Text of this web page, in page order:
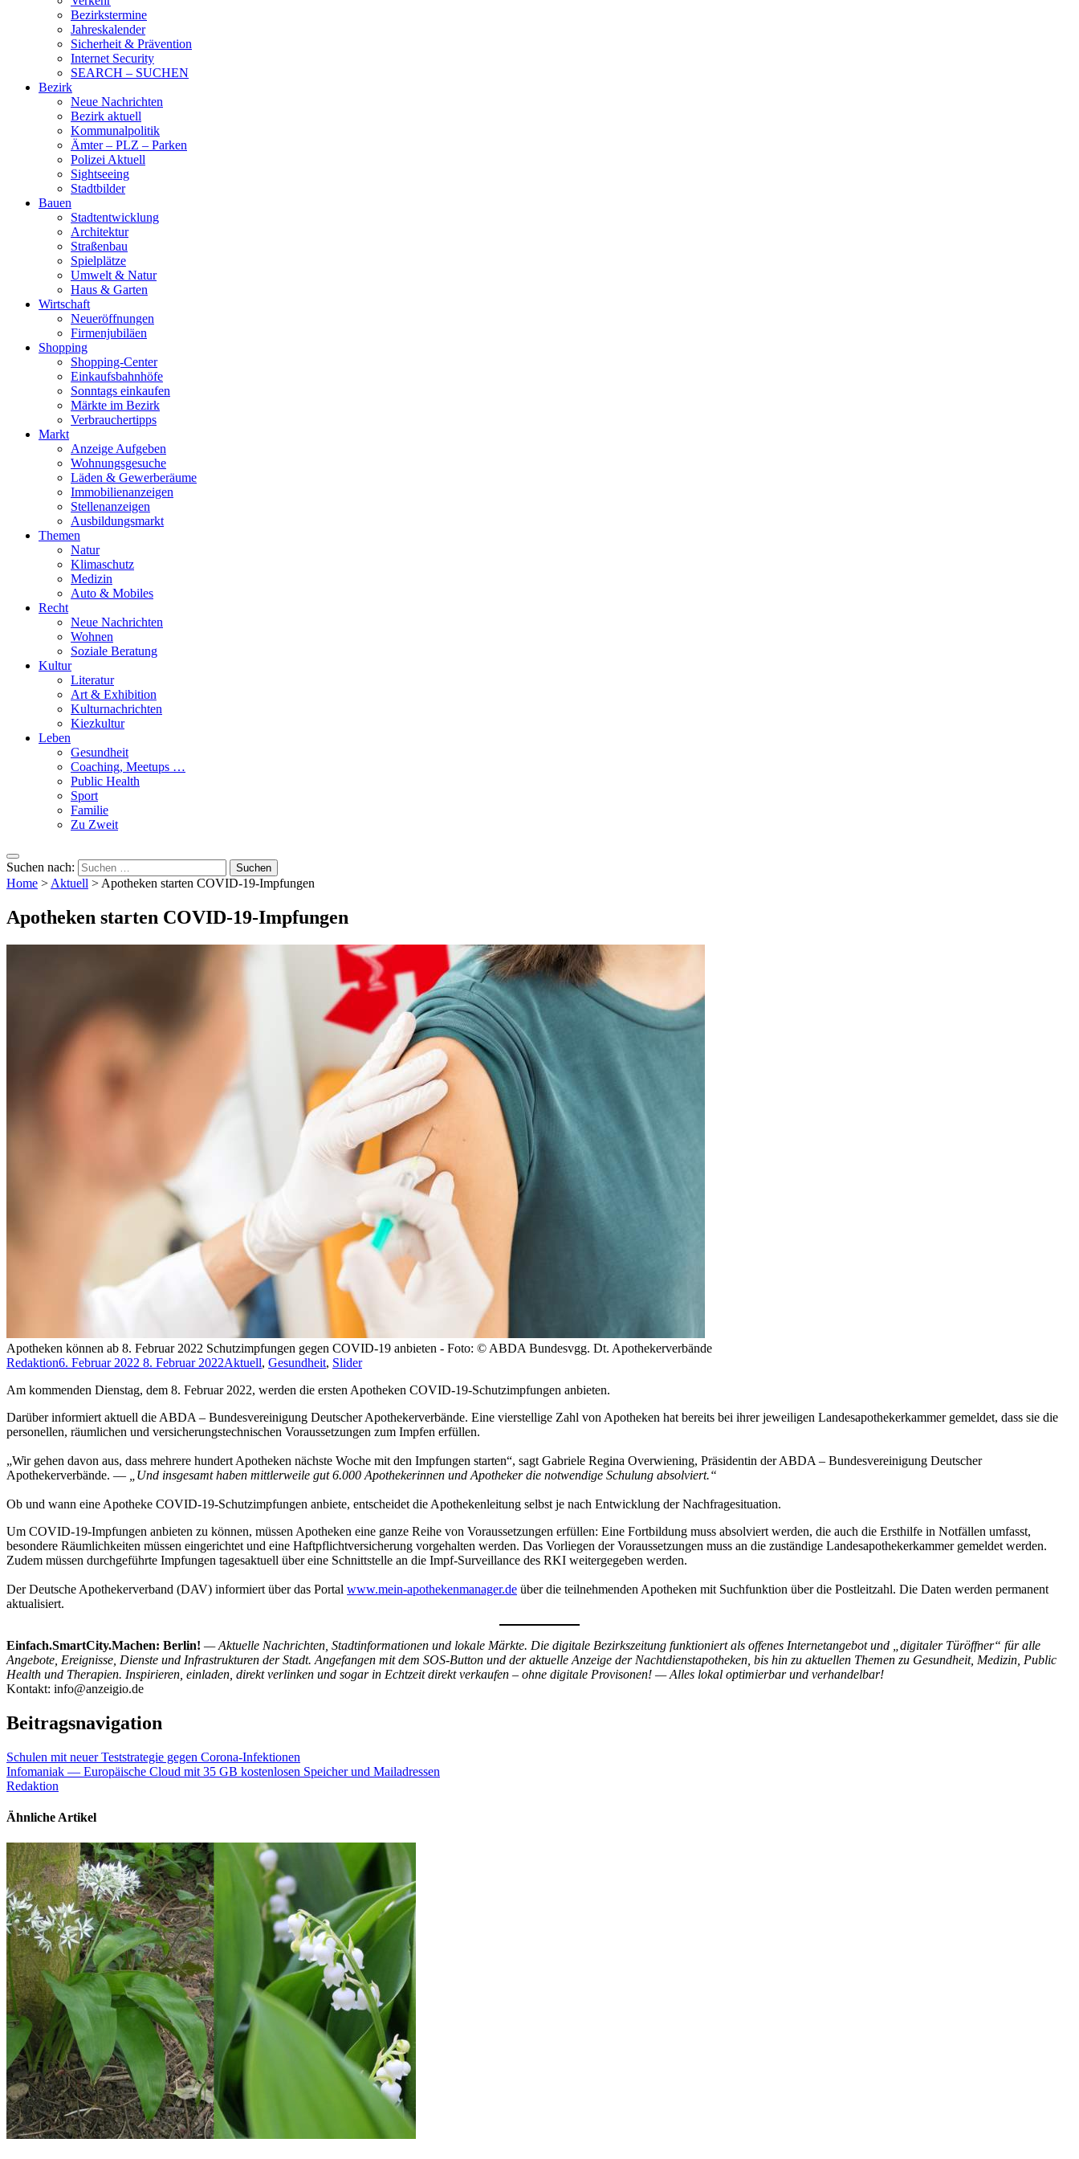
Bezirkstermine
Jahreskalender
Sicherheit & Prävention
Internet Security
SEARCH – SUCHEN
Bezirk
Neue Nachrichten
Bezirk aktuell
Kommunalpolitik
Ämter – PLZ – Parken
Polizei Aktuell
Sightseeing
Stadtbilder
Bauen
Stadtentwicklung
Architektur
Straßenbau
Spielplätze
Umwelt & Natur
Haus & Garten
Wirtschaft
Neueröffnungen
Firmenjubiläen
Shopping
Shopping-Center
Einkaufsbahnhöfe
Sonntags einkaufen
Märkte im Bezirk
Verbrauchertipps
Markt
Anzeige Aufgeben
Wohnungsgesuche
Läden & Gewerberäume
Immobilienanzeigen
Stellenanzeigen
Ausbildungsmarkt
Themen
Natur
Klimaschutz
Medizin
Auto & Mobiles
Recht
Neue Nachrichten
Wohnen
Soziale Beratung
Kultur
Literatur
Art & Exhibition
Kulturnachrichten
Kiezkultur
Leben
Gesundheit
Coaching, Meetups …
Public Health
Sport
Familie
Zu Zweit
Suchen nach:
Home >Aktuell >Apotheken starten COVID-19-Impfungen
Apotheken starten COVID-19-Impfungen
Apotheken können ab 8. Februar 2022 Schutzimpfungen gegen COVID-19 anbieten - Foto: © ABDA Bundesvgg. Dt. Apothekerverbände
Redaktion6. Februar 2022 8. Februar 2022Aktuell, Gesundheit, Slider
Am kommenden Dienstag, dem 8. Februar 2022, werden die ersten Apotheken COVID-19-Schutzimpfungen anbieten.
Darüber informiert aktuell die ABDA – Bundesvereinigung Deutscher Apothekerverbände. Eine vierstellige Zahl von Apotheken hat bereits bei ihrer jeweiligen Landesapothekerkammer gemeldet, dass sie die
personellen, räumlichen und versicherungstechnischen Voraussetzungen zum Impfen erfüllen.
„Wir gehen davon aus, dass mehrere hundert Apotheken nächste Woche mit den Impfungen starten“, sagt Gabriele Regina Overwiening, Präsidentin der ABDA – Bundesvereinigung Deutscher
Apothekerverbände. —
„Und insgesamt haben mittlerweile gut 6.000 Apothekerinnen und Apotheker die notwendige Schulung absolviert.“
Ob und wann eine Apotheke COVID-19-Schutzimpfungen anbiete, entscheidet die Apothekenleitung selbst je nach Entwicklung der Nachfragesituation.
Um COVID-19-Impfungen anbieten zu können, müssen Apotheken eine ganze Reihe von Voraussetzungen erfüllen: Eine Fortbildung muss absolviert werden, die auch die Ersthilfe in Notfällen umfasst,
besondere Räumlichkeiten müssen eingerichtet und eine Haftpflichtversicherung vorgehalten werden. Das Vorliegen der Voraussetzungen muss an die zuständige Landesapothekerkammer gemeldet werden.
Zudem müssen durchgeführte Impfungen tagesaktuell über eine Schnittstelle an die Impf-Surveillance des RKI weitergegeben werden.
Der Deutsche Apothekerverband (DAV) informiert über das Portal www.mein-apothekenmanager.de über die teilnehmenden Apotheken mit Suchfunktion über die Postleitzahl. Die Daten werden permanent
aktualisiert.
Einfach.SmartCity.Machen: Berlin! — Aktuelle Nachrichten, Stadtinformationen und lokale Märkte. Die digitale Bezirkszeitung funktioniert als offenes Internetangebot und „digitaler Türöffner“ für alle
Angebote, Ereignisse, Dienste und Infrastrukturen der Stadt. Angefangen mit dem SOS-Button und der aktuelle Anzeige der Nachtdienstapotheken, bis hin zu aktuellen Themen zu Gesundheit, Medizin, Public
Health und Therapien. Inspirieren, einladen, direkt verlinken und sogar in Echtzeit direkt verkaufen – ohne digitale Provisonen! — Alles lokal optimierbar und verhandelbar!
Kontakt: info@anzeigio.de
Beitragsnavigation
Schulen mit neuer Teststrategie gegen Corona-Infektionen
Infomaniak — Europäische Cloud mit 35 GB kostenlosen Speicher und Mailadressen
Redaktion
Ähnliche Artikel